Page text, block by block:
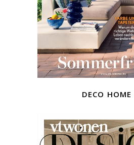
deco home